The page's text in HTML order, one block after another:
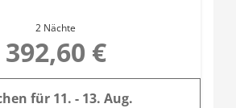
2 Nächte
392,60 €
für 11. - 13. Aug.